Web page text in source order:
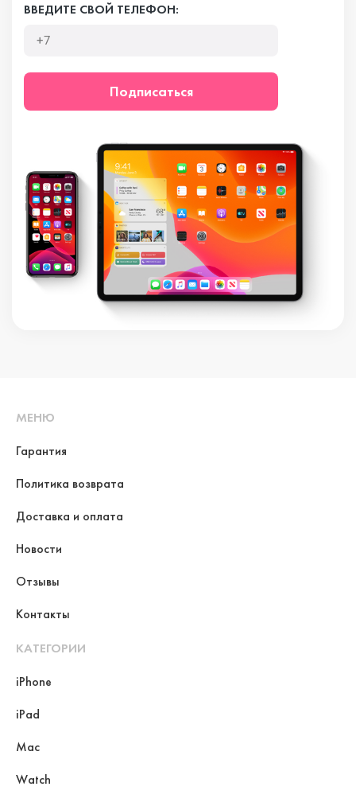
ВВЕДИТЕ СВОЙ ТЕЛЕФОН:
Подписаться
МЕНЮ
Гарантия
Политика возврата
Доставка и оплата
Новости
Отзывы
Контакты
КАТЕГОРИИ
iPhone
iPad
Mac
Watch